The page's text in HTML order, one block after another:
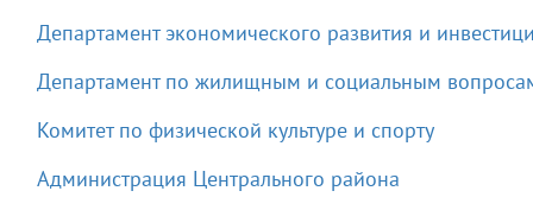
Департамент экономического развития и
Департамент по жилищным и социальным
Комитет по физической культуре и спорту
Администрация Центрального района